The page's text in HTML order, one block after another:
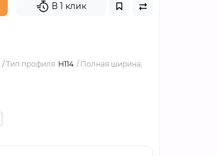
В 1 клик
Тип профиля Н114
Полная ширина,